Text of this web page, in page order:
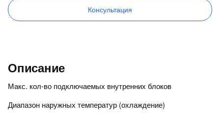
Консультация
Описание
Макс. кол-во подключаемых внутренних блоков
Диапазон наружных температур (охлаждение)